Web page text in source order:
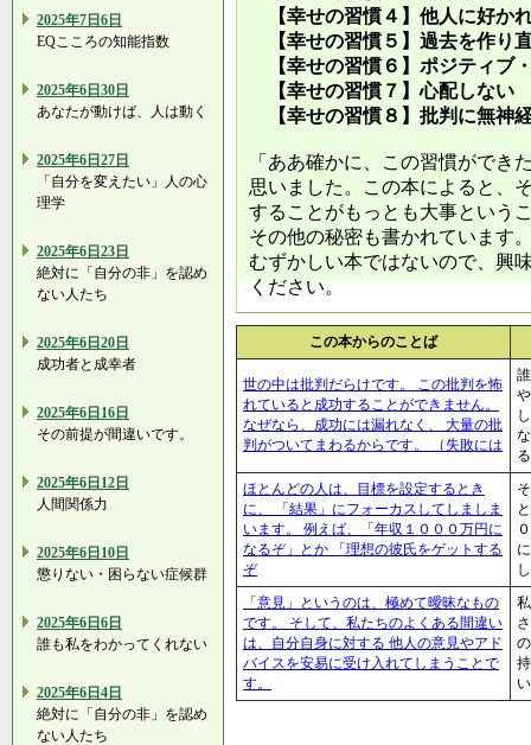
2025年7日6日
EQこころの知能指数
2025年6日30日
あなたが動けば、人は動く
2025年6日27日
「自分を変えたい」人の心
理学
2025年6日23日
絶対に「自分の非」を認め
ない人たち
2025年6日20日
成功者と成幸者
2025年6日16日
その前提が間違いです。
2025年6日12日
人間関係力
2025年6日10日
懲りない・困らない症候群
2025年6日6日
誰も私をわかってくれない
2025年6日4日
絶対に「自分の非」を認め
ない人たち
【幸せの習慣４】他人に好か
【幸せの習慣５】過去を作り
【幸せの習慣６】ポジティブ
【幸せの習慣７】心配しない
【幸せの習慣８】批判に無神
「ああ確かに、この習慣ができ
思いました。この本によると、
することがもっとも大事という
その他の秘密も書かれています
むずかしい本ではないので、興
ください。
この本からのことば
世の中は批判だらけです。 この批判を怖
れていると成功することができません。
なぜなら、成功には漏れなく、 大量の批
判がついてまわるからです。 （失敗には
ほとんどの人は、目標を設定するとき
に、 「結果」にフォーカスしてしましま
います。 例えば、「年収１０００万円に
なるぞ」とか 「理想の彼氏をゲットする
ぞ
「意見」というのは、極めて曖昧なもの
です。 そして、私たちのよくある間違い
は、自分自身に対する 他人の意見やアド
バイスを安易に受け入れてしまうことで
す。